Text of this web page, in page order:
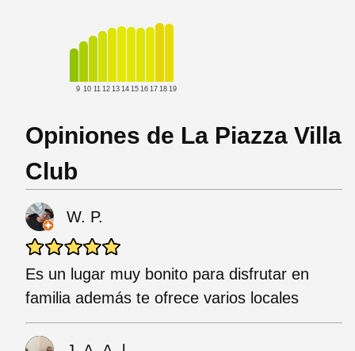
9 10 11 12 13 14 15 16 17 18 19
Opiniones de La Piazza Villa
Club
W. P.
Es un lugar muy bonito para disfrutar en
familia además te ofrece varios locales